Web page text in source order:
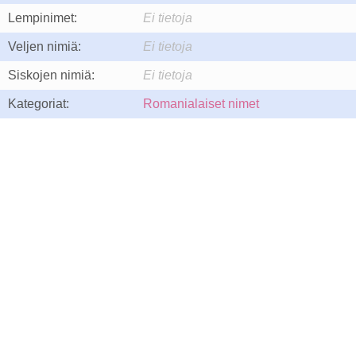
Lempinimet: Ei tietoja
Veljen nimiä: Ei tietoja
Siskojen nimiä: Ei tietoja
Kategoriat: Romanialaiset nimet